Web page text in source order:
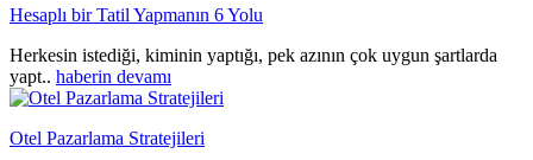
Hesaplı bir Tatil Yapmanın 6 Yolu
Herkesin istediği, kiminin yaptığı, pek azının çok uygun şartlarda
yapt.. haberin devamı
Otel Pazarlama Stratejileri